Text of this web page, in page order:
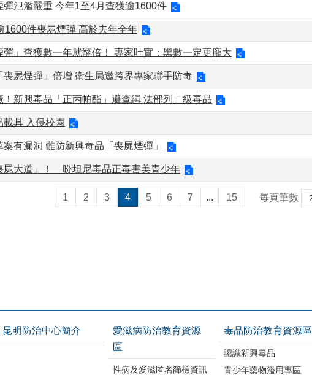
彈氾濫嚴重 今年1至4月查獲逾1600件
1600件喪屍煙彈 高於去年全年
彈」查獲數一年就翻倍！ 專家吐實：黑數一定更龐大
喪屍煙彈」倍增 衛生局邀跨界專家聯手防毒
！新興毒品「正丙帕酯」避查緝 法部列二級毒品
具 入侵校園
有漏洞 難防新興毒品「喪屍煙彈」
屍大道」！ 吩坦尼毒品正毒害美青少年
1 2 3 4 5 6 7 ... 15 每頁筆數
昆明防治中心簡介
愛滋病防治教育資源
區
性病及愛滋匿名篩檢資訊
毒品防治教育資源區
認識新興毒品
青少年藥物濫用專區